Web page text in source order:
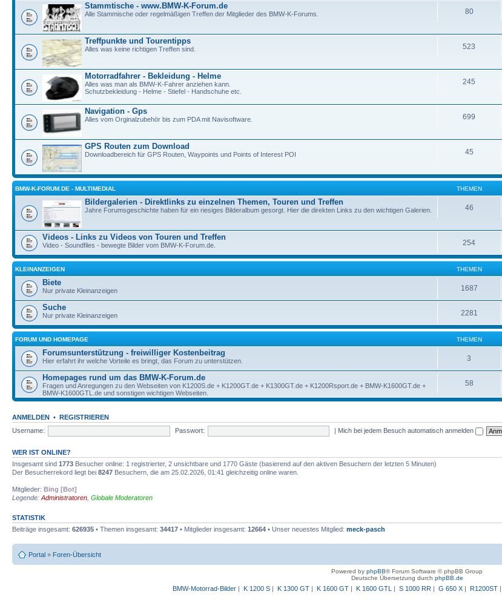
Stammtische - www.BMW-K-Forum.de
Alle Stammische oder regelmäßigen Treffen der Mitglieder des BMW-K-Forums. 80
Treffpunkte und Tourentipps
Alles was keine richtigen Treffen sind. 523
Motorradfahrer - Bekleidung - Helme
Alles was man als BMW-K-Fahrer anziehen kann.
Schutzbekleidung - Helme - Stiefel - Handschuhe etc.
245
Navigation - Gps
Alles vom Orginalzubehör bis zum PDA mit Navisoftware. 699
GPS Routen zum Download
Downloadbereich für GPS Routen, Waypoints und Points of Interest POI 45
BMW-K-FORUM.DE - MULTIMEDIAL THEMEN
Bildergalerien - Direktlinks zu einzelnen Themen, Touren und Treffen
Jahre Forumsgeschichte haben für ein riesiges Bilderalbum gesorgt. Hier die direkten Links zu den wichtigen Galerien. 46
Videos - Links zu Videos von Touren und Treffen
Video - Soundfiles - bewegte Bilder vom BMW-K-Forum.de. 254
KLEINANZEIGEN THEMEN
Biete
Nur private Kleinanzeigen 1687
Suche
Nur private Kleinanzeigen 2281
FORUM UND HOMEPAGE THEMEN
Forumsunterstützung - freiwilliger Kostenbeitrag
Hier erfahrt ihr welche Vorteile es bringt, das Forum zu unterstützen. 3
Homepages rund um das BMW-K-Forum.de
Fragen und Anregungen zu den Webseiten von K1200S.de + K1200GT.de + K1300GT.de + K1200Rsport.de + BMW-K1600GT.de +
BMW-K1600GTL.de und sonstigen wichtigen Webseiten.
58
ANMELDEN • REGISTRIEREN
Username:
Passwort: | Mich bei jedem Besuch automatisch anmelden
WER IST ONLINE?
Insgesamt sind 1773 Besucher online: 1 registrierter, 2 unsichtbare und 1770 Gäste (basierend auf den aktiven Besuchern der letzten 5 Minuten)
Der Besucherrekord liegt bei 8247 Besuchern, die am 25.02.2026, 01:41 gleichzeitig online waren.
Mitglieder: Bing [Bot]
Legende: Administratoren Globale Moderatoren
STATISTIK
Beiträge insgesamt: 626935 • Themen insgesamt: 34417 • Mitglieder insgesamt: 12664 • Unser neuestes Mitglied: meck-pasch
Portal » Foren-Übersicht
Powered by phpBB® Forum Software © phpBB Group
Deutsche Übersetzung durch phpBB.de
BMW-Motorrad-Bilder| K 1200 S| K 1300 GT| K 1600 GT| K 1600 GTL | S 1000 RR | G 650 X| R1200ST|